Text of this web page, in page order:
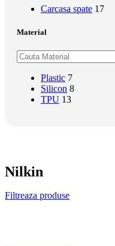
Carcasa spate 17
Material
Plastic 7
Silicon 8
TPU 13
Nilkin
Filtreaza produse